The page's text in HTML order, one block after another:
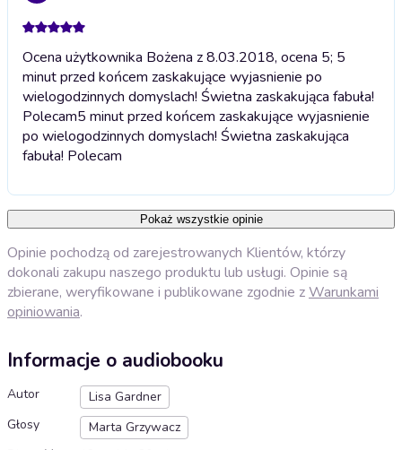
Ocena użytkownika Bożena z 8.03.2018, ocena 5; 5
minut przed końcem zaskakujące wyjasnienie po
wielogodzinnych domyslach! Świetna zaskakująca fabuła!
Polecam5 minut przed końcem zaskakujące wyjasnienie
po wielogodzinnych domyslach! Świetna zaskakująca
fabuła! Polecam
Pokaż wszystkie opinie
Opinie pochodzą od zarejestrowanych Klientów, którzy
dokonali zakupu naszego produktu lub usługi. Opinie są
zbierane, weryfikowane i publikowane zgodnie zWarunkami
opiniowania.
Informacje o audiobooku
Autor
Lisa Gardner
Głosy
Marta Grzywacz